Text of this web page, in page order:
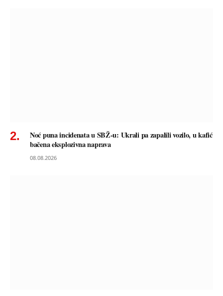
Noć puna incidenata u SBŽ-u: Ukrali pa zapalili vozilo, u kafić
bačena eksplozivna naprava
08.08.2026